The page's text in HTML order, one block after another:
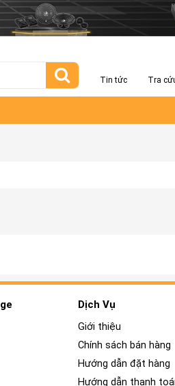
Tin tức Tra
Dịch Vụ
Giới thiệu
Chính sách bán hàng
Hướng dẫn đặt hàng
Hướng dẫn thanh